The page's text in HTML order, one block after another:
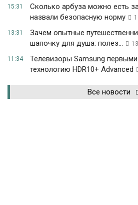
15:31
Сколько арбуза можно есть
назвали безопасную норму
13:31
Зачем опытные
шапочку для душа: полез...
11:34
Телевизоры Samsung
технологию HDR10+ Advanced
Все новости